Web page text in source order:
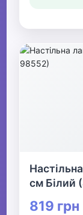
см Білий
819 грн